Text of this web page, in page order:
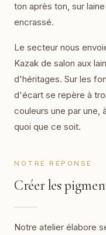
ton après ton, sur
encrassé.
Le secteur nous
Kazak de salon aux
d'héritages. Sur les
d'écart se repère à
couleurs une par une,
quoi que ce soit.
NOTRE RÉPONSE
Créer les
Notre atelier élabore